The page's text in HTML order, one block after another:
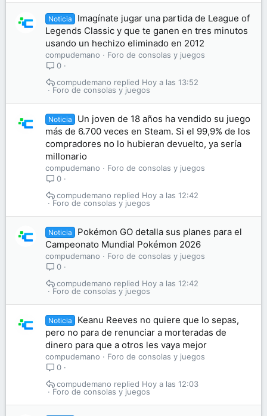
Noticia
Imagínate jugar una partida de League of
Legends Classic y que te ganen en tres minutos
usando un hechizo eliminado en 2012
compudemano
Foro de consolas y juegos
0
Foro de consolas y juegos
Hoy a las 13:52
compudemano
Noticia
Un joven de 18 años ha vendido su juego
más de 6.700 veces en Steam. Si el 99,9% de los
compradores no lo hubieran devuelto, ya sería
millonario
compudemano
Foro de consolas y juegos
0
Foro de consolas y juegos
Hoy a las 12:42
compudemano
Noticia
Pokémon GO detalla sus planes para el
Campeonato Mundial Pokémon 2026
compudemano
Foro de consolas y juegos
0
Foro de consolas y juegos
Hoy a las 12:42
compudemano
Noticia
Keanu Reeves no quiere que lo sepas,
pero no para de renunciar a morteradas de
dinero para que a otros les vaya mejor
compudemano
Foro de consolas y juegos
0
Foro de consolas y juegos
Hoy a las 12:03
compudemano